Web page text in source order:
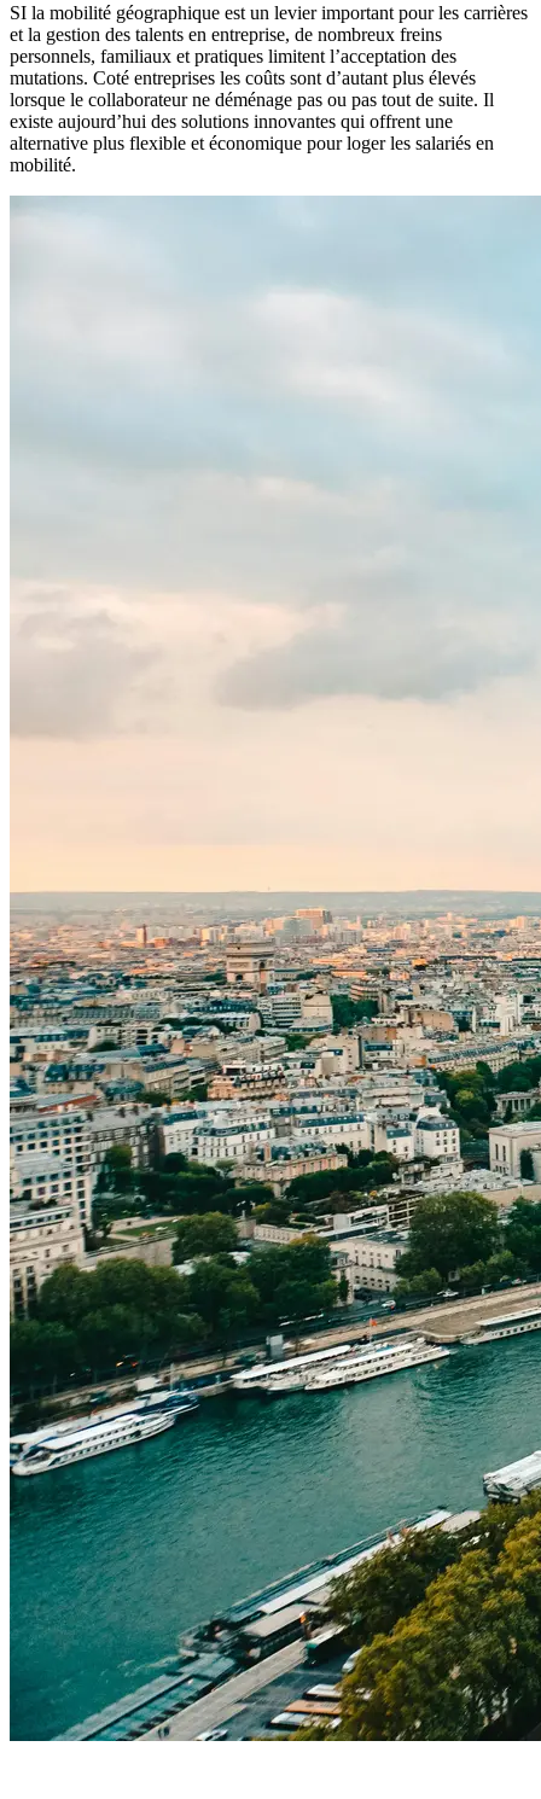
SI la mobilité géographique est un levier important pour les carrières
et la gestion des talents en entreprise, de nombreux freins
personnels, familiaux et pratiques limitent l’acceptation des
mutations. Coté entreprises les coûts sont d’autant plus élevés
lorsque le collaborateur ne déménage pas ou pas tout de suite. Il
existe aujourd’hui des solutions innovantes qui offrent une
alternative plus flexible et économique pour loger les salariés en
mobilité.